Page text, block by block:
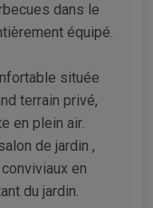
dans le
équipé.
située
terrain privé,
en plein air.
de jardin ,
en
du jardin.